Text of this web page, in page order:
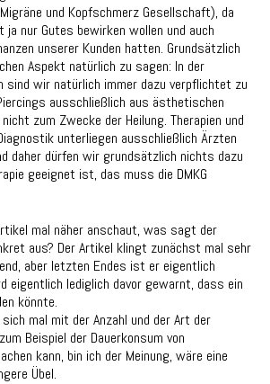
und Kopfschmerz Gesellschaft), da
nur Gutes bewirken wollen und auch
unserer Kunden hatten. Grundsätzlich
Aspekt natürlich zu sagen: In der
sind wir natürlich immer dazu verpflichtet zu
ausschließlich aus ästhetischen
zum Zwecke der Heilung. Therapien und
unterliegen ausschließlich Ärzten
daher dürfen wir grundsätzlich nichts dazu
geeignet ist, das muss die DMKG
mal näher anschaut, was sagt der
aus? Der Artikel klingt zunächst mal sehr
aber letzten Endes ist er eigentlich
eigentlich lediglich davor gewarnt, dass ein
könnte.
mal mit der Anzahl und der Art der
Beispiel der Dauerkonsum von
kann, bin ich der Meinung, wäre eine
Übel.